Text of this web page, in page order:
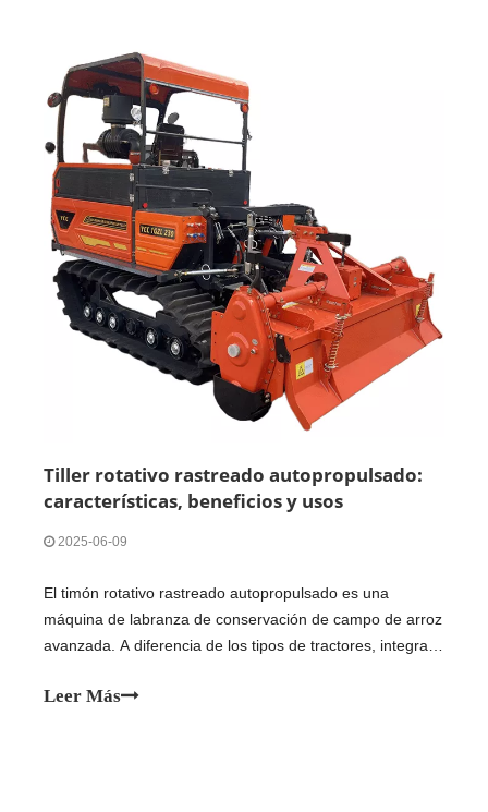
Tiller rotativo rastreado autopropulsado:
características, beneficios y usos
2025-06-09
El timón rotativo rastreado autopropulsado es una
máquina de labranza de conservación de campo de arroz
avanzada. A diferencia de los tipos de tractores, integra
cuchillas espirales giran para aplastar, mezclar y nivelar el
Leer Más